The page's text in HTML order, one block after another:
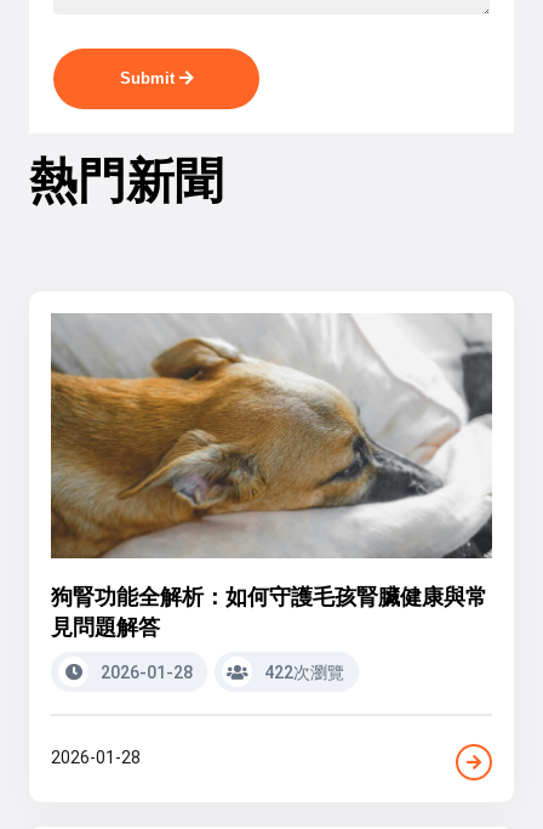
Submit
熱門新聞
狗腎功能全解析：如何守護毛孩腎臟健康與常
見問題解答
2026-01-28 422次瀏覽
2026-01-28